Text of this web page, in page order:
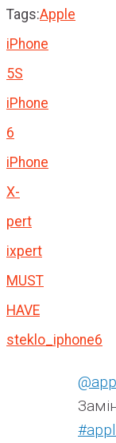
Tags:Apple
iPhone
5S
iPhone
6
iPhone
X-
pert
ixpert
MUST
HAVE
steklo_iphone6